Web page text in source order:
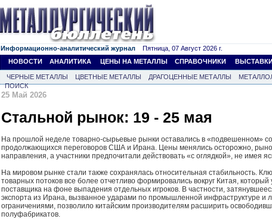
Информационно-аналитический журнал Пятница, 07 Август 2026 г.
НОВОСТИ
АНАЛИТИКА ЦЕНЫ НА МЕТАЛЛЫ СПРАВОЧНИКИ
ЧЕРНЫЕ МЕТАЛЛЫ ЦВЕТНЫЕ МЕТАЛЛЫ ДРАГОЦЕННЫЕ МЕТАЛЛЫ
ПОИСК
25 Май 2026
Стальной рынок: 19 - 25 мая
На прошлой неделе товарно-сырьевые рынки оставались в «подвешенном»
продолжающихся переговоров США и Ирана. Цены менялись осторожно,
направления, а участники предпочитали действовать «с оглядкой», не имея
На мировом рынке стали также сохранялась относительная стабильность.
товарных потоков все более отчетливо формировались вокруг Китая, который
поставщика на фоне выпадения отдельных игроков. В частности,
экспорта из Ирана, вызванное ударами по промышленной инфраструктуре и
ограничениями, позволило китайским производителям расширить
полуфабрикатов.